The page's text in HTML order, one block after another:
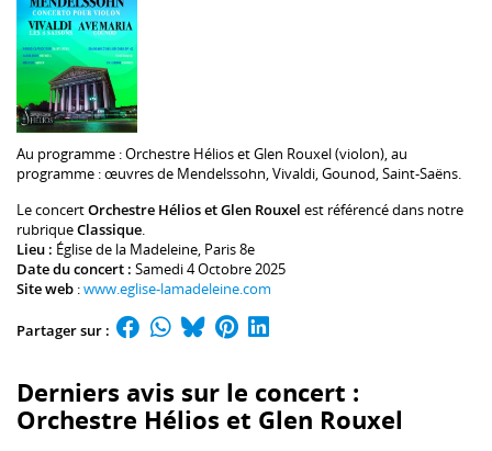
Au programme :Orchestre HéliosetGlen Rouxel(violon), au
programme : œuvres de Mendelssohn, Vivaldi, Gounod, Saint-Saëns.
Le concertOrchestre Hélios et Glen Rouxel est référencé dans notre
rubriqueClassique.
Lieu : Église de la Madeleine, Paris 8e
Date du concert : Samedi 4 Octobre 2025
Site web :www.eglise-lamadeleine.com
Partager sur :
Derniers avis sur le concert :
Orchestre Hélios et Glen Rouxel